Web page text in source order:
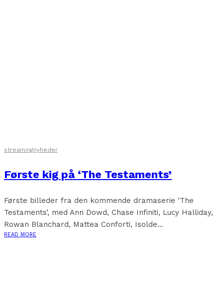
streamingnyheder
Første kig på ‘The Testaments’
Første billeder fra den kommende dramaserie ‘The
Testaments’, med Ann Dowd, Chase Infiniti, Lucy Halliday,
Rowan Blanchard, Mattea Conforti, Isolde...
READ MORE